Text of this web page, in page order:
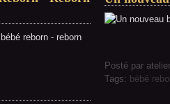
reborn - reborn
Posté par
Tags: bébé